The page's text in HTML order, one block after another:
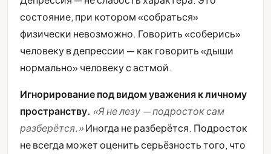
состояние, при котором «собраться»
физически невозможно. Говорить «соберись»
человеку в депрессии — как говорить «дыши
нормально» человеку с астмой.
Игнорирование под видом уважения к личному
пространству. «Я не лезу — подросток сам
разберётся.»Иногда не разберётся. Подросток
не всегда может оценить серьёзность того, что